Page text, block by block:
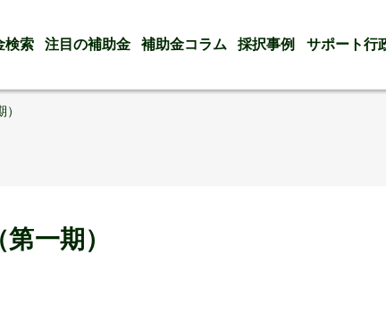
検索 注目の補助金 補助金コラム 採択事例 サポート行
一期）